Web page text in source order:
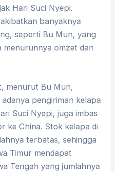
Hari Suci Nyepi.
banyaknya
seperti Bu Mun, yang
menurunnya omzet dan
menurut Bu Mun,
pengiriman kelapa
Suci Nyepi, juga imbas
ke China. Stok kelapa di
terbatas, sehingga
Timur mendapat
Tengah yang jumlahnya